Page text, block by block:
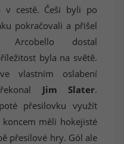
v cestě. Češi byli po
pokračovali a přišel
dostal
byla na světě.
vlastním oslabení
Jim Slater.
přesilovku využít
měli hokejisté
přesilové hry. Gól ale